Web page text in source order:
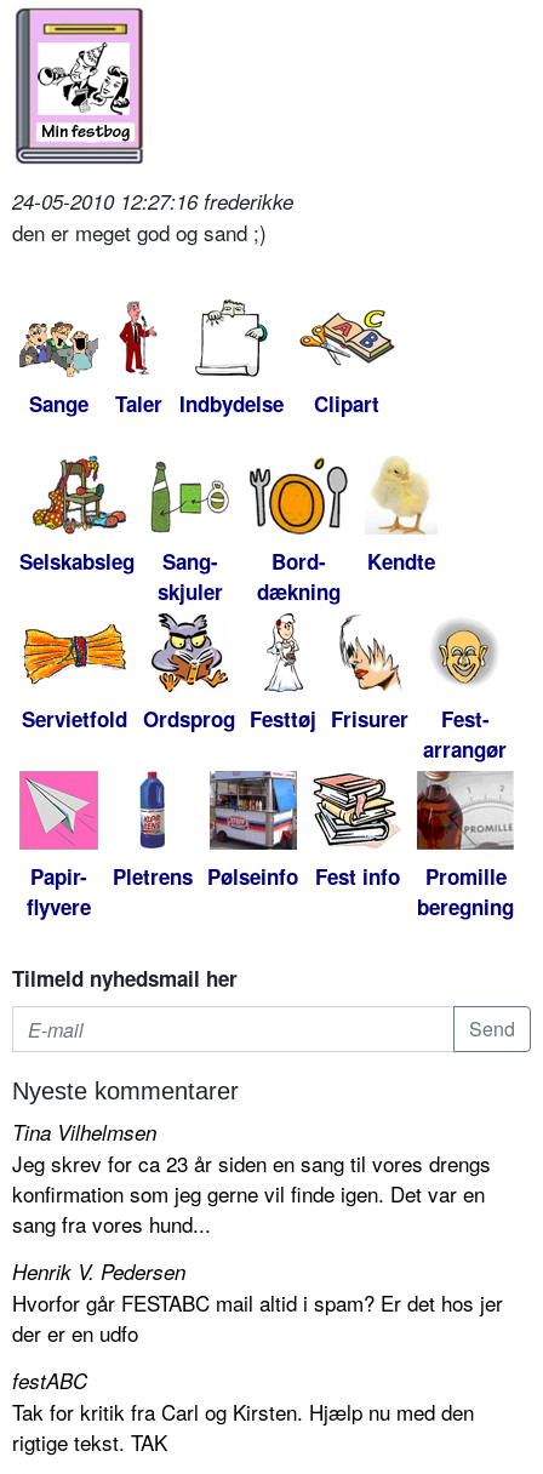
24-05-2010 12:27:16 frederikke
den er meget god og sand ;)
Sange Taler Indbydelse Clipart
Selskabsleg
Sang-
skjuler
Bord-
dækning
Kendte
Servietfold Ordsprog Festtøj Frisurer
Fest-
arrangør
Papir-
flyvere
Pletrens Pølseinfo Fest info
Promille
beregning
Tilmeld nyhedsmail her
Nyeste kommentarer
Tina Vilhelmsen
Jeg skrev for ca 23 år siden en sang til vores drengs
konfirmation som jeg gerne vil finde igen. Det var en
sang fra vores hund...
Henrik V. Pedersen
Hvorfor går FESTABC mail altid i spam? Er det hos jer
der er en udfo
festABC
Tak for kritik fra Carl og Kirsten. Hjælp nu med den
rigtige tekst. TAK